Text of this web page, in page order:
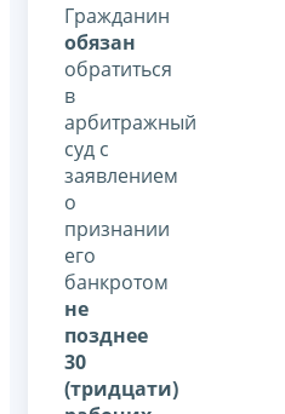
Гражданин
обязан
обратиться
в
арбитражный
суд с
заявлением
о
признании
его
банкротом
не
позднее
30
(тридцати)